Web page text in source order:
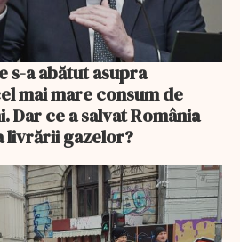
s-a abătut asupra
mai mare consum de
Dar ce a salvat România
livrării gazelor?